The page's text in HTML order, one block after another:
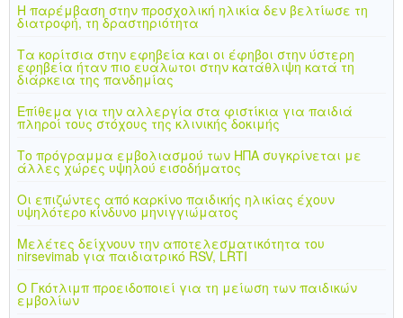
Η παρέμβαση στην προσχολική ηλικία δεν βελτίωσε τη
διατροφή, τη δραστηριότητα
Τα κορίτσια στην εφηβεία και οι έφηβοι στην ύστερη
εφηβεία ήταν πιο ευάλωτοι στην κατάθλιψη κατά τη
διάρκεια της πανδημίας
Επίθεμα για την αλλεργία στα φιστίκια για παιδιά
πληροί τους στόχους της κλινικής δοκιμής
Το πρόγραμμα εμβολιασμού των ΗΠΑ συγκρίνεται με
άλλες χώρες υψηλού εισοδήματος
Οι επιζώντες από καρκίνο παιδικής ηλικίας έχουν
υψηλότερο κίνδυνο μηνιγγιώματος
Μελέτες δείχνουν την αποτελεσματικότητα του
nirsevimab για παιδιατρικό RSV, LRTI
Ο Γκότλιμπ προειδοποιεί για τη μείωση των παιδικών
εμβολίων